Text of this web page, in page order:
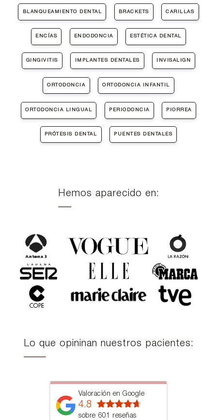
BLANQUEAMIENTO DENTAL BRACKETS CARILLAS
ENCÍAS ENDODONCIA ESTÉTICA DENTAL
GINGIVITIS IMPLANTES DENTALES INVISALIGN
ORTODONCIA ORTODONCIA INFANTIL
ORTODONCIA LINGUAL PERIODONCIA PIORREA
PRÓTESIS DENTAL PUENTES DENTALES
Hemos aparecido en:
Lo que opininan nuestros pacientes:
Valoración en Google
4.8
sobre 601 reseñas